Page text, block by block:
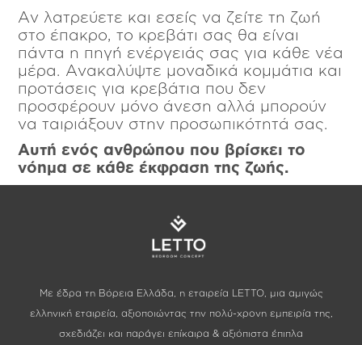
Αν λατρεύετε και εσείς να ζείτε τη ζωή
στο έπακρο, το κρεβάτι σας θα είναι
πάντα η πηγή ενέργειάς σας για κάθε νέα
μέρα. Ανακαλύψτε μοναδικά κομμάτια και
προτάσεις για κρεβάτια που δεν
προσφέρουν μόνο άνεση αλλά μπορούν
να ταιριάξουν στην προσωπικότητά σας.
Αυτή ενός ανθρώπου που βρίσκει το
νόημα σε κάθε έκφραση της ζωής.
Με έδρα τη Βόρεια Ελλάδα, η εταιρεία LETTO, μια αμιγώς
ελληνική εταιρεία, αξιοποιώντας την πολύ-χρονη εμπειρία της,
σχεδιάζει και παράγει επίκαιρα & αξιόπιστα έπιπλα